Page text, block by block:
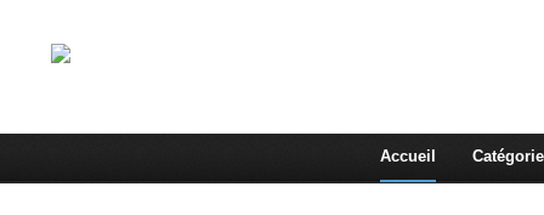
Accueil